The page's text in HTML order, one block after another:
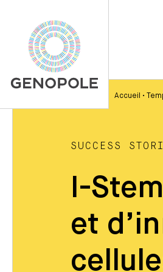
Accueil •
SUCCESS
I-
et